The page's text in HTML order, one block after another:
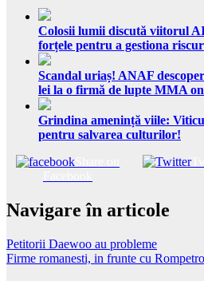
Colosii lumii discută viitorul
forțele pentru a gestiona
Scandal uriaș! ANAF
lei la o firmă de lupte MMA
Grindina amenință viile:
pentru salvarea culturilor!
Navigare în articole
Petitorii Daewoo au probleme
Firme romanesti, in frunte cu